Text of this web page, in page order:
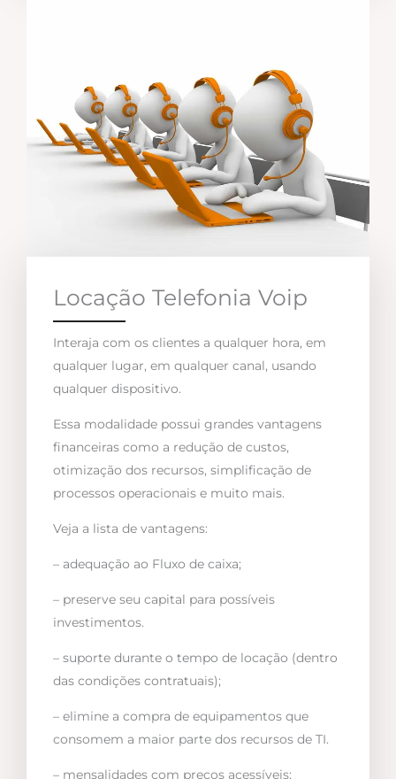
Locação Telefonia Voip
Interaja com os clientes a qualquer hora, em
qualquer lugar, em qualquer canal, usando
qualquer dispositivo.
Essa modalidade possui grandes vantagens
financeiras como a redução de custos,
otimização dos recursos, simplificação de
processos operacionais e muito mais.
Veja a lista de vantagens:
– adequação ao Fluxo de caixa;
– preserve seu capital para possíveis
investimentos.
– suporte durante o tempo de locação (dentro
das condições contratuais);
– elimine a compra de equipamentos que
consomem a maior parte dos recursos de TI.
– mensalidades com preços acessíveis;